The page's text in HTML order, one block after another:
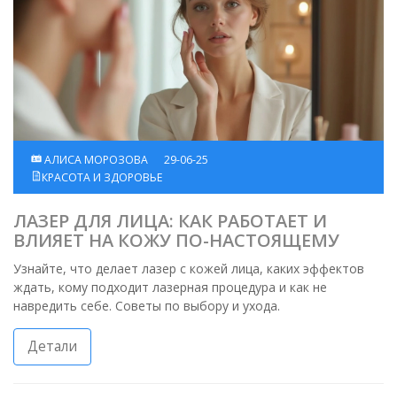
АЛИСА МОРОЗОВА
29-06-25
КРАСОТА И ЗДОРОВЬЕ
ЛАЗЕР ДЛЯ ЛИЦА: КАК РАБОТАЕТ И
ВЛИЯЕТ НА КОЖУ ПО-НАСТОЯЩЕМУ
Узнайте, что делает лазер с кожей лица, каких эффектов
ждать, кому подходит лазерная процедура и как не
навредить себе. Советы по выбору и ухода.
Детали